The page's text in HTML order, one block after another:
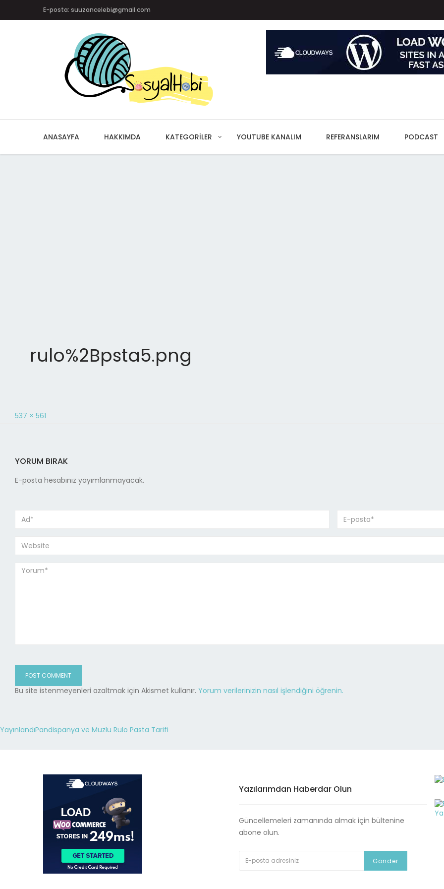
E-posta: suuzancelebi@gmail.com
ANASAYFA HAKKIMDA KATEGORILER YOUTUBE KANALIM REFERANSLARIM PODCAST
rulo%2Bpsta5.png
537 × 561
YORUM BIRAK
E-posta hesabınız yayımlanmayacak.
Bu site istenmeyenleri azaltmak için Akismet kullanır. Yorum verilerinizin nasıl işlendiğini öğrenin.
YayınlandıPandispanya ve Muzlu Rulo Pasta Tarifi
Yazılarımdan Haberdar Olun
Güncellemeleri zamanında almak için bültenine
abone olun.